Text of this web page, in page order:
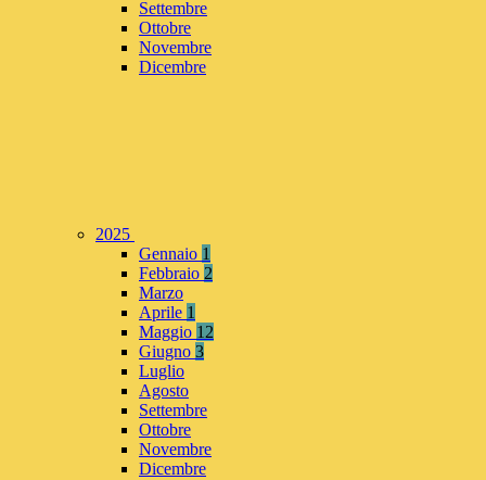
Settembre
Ottobre
Novembre
Dicembre
2025
Gennaio 1
Febbraio 2
Marzo
Aprile 1
Maggio 12
Giugno 3
Luglio
Agosto
Settembre
Ottobre
Novembre
Dicembre